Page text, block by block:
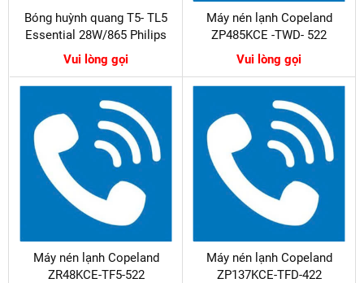
Bóng huỳnh quang T5- TL5
Essential 28W/865 Philips
Vui lòng gọi
Máy nén lạnh Copeland
ZP485KCE -TWD- 522
Vui lòng gọi
Máy nén lạnh Copeland
ZR48KCE-TF5-522
Máy nén lạnh Copeland
ZP137KCE-TFD-422